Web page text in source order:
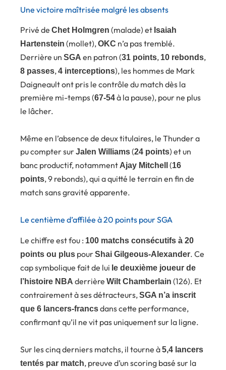
Une victoire maîtrisée malgré les absents
Privé de Chet Holmgren (malade) et Isaiah
Hartenstein (mollet),OKC n’a pas tremblé.
Derrière un SGA en patron (31 points, 10 rebonds,
8 passes,4 interceptions), les hommes de Mark
Daigneault ont pris le contrôle du match dès la
première mi-temps (67-54à la pause), pour ne plus
le lâcher.
Même en l’absence de deux titulaires, le Thunder a
pu compter surJalen Williams(24 points) et un
banc productif, notammentAjay Mitchell (16
points, 9 rebonds), qui a quitté le terrain en fin de
match sans gravité apparente.
Le centième d’affilée à 20 points pour SGA
Le chiffre est fou : 100 matchs consécutifs à 20
points ou plus pourShai Gilgeous-Alexander. Ce
cap symbolique fait de lui le deuxième joueur de
l’histoire NBA derrière Wilt Chamberlain (126). Et
contrairement à ses détracteurs,SGA n’a inscrit
que 6 lancers-francsdans cette performance,
confirmant qu’il ne vit pas uniquement sur la ligne.
Sur les cinq derniers matchs, il tourne à5,4 lancers
tentés par match, preuve d’un scoring basé sur la